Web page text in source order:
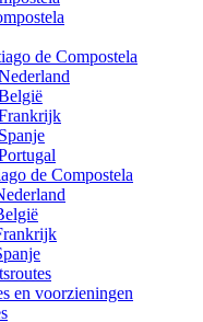
de Compostela
de Compostela
en voorzieningen